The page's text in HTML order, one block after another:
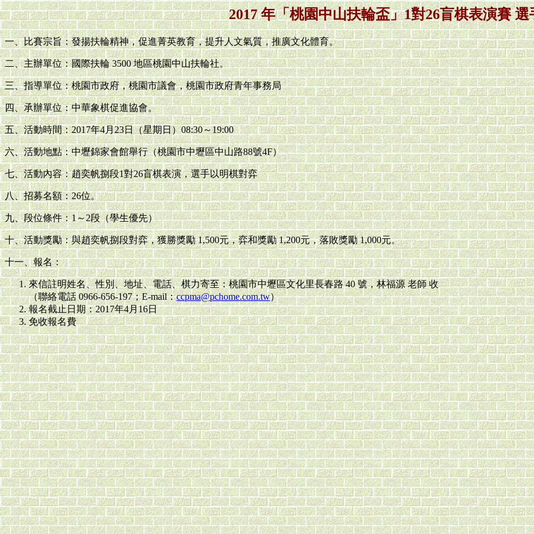
2017 年「桃園中山扶輪盃」1對26盲棋表演賽 選
一、比賽宗旨：發揚扶輪精神，促進菁英教育，提升人文氣質，推廣文化體育。
二、主辦單位：國際扶輪 3500 地區桃園中山扶輪社。
三、指導單位：桃園市政府，桃園市議會，桃園市政府青年事務局
四、承辦單位：中華象棋促進協會。
五、活動時間：2017年4月23日（星期日）08:30～19:00
六、活動地點：中壢錦家會館舉行（桃園市中壢區中山路88號4F）
七、活動內容：趙奕帆捌段1對26盲棋表演，選手以明棋對弈
八、招募名額：26位。
九、段位條件：1～2段（學生優先）
十、活動獎勵：與趙奕帆捌段對弈，獲勝獎勵 1,500元，弈和獎勵 1,200元，落敗獎勵 1,000元。
十一、報名：
來信註明姓名、性別、地址、電話、棋力寄至：桃園市中壢區文化里長春路 40 號，林福源 老師 收
（聯絡電話 0966-656-197；E-mail：ccpma@pchome.com.tw）
報名截止日期：2017年4月16日
免收報名費